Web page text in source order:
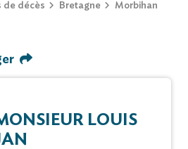
de décès Bretagne
Morbihan
LOUIS